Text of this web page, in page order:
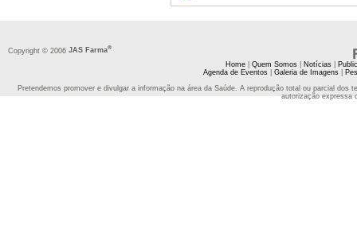
Copyright © 2006 JAS Farma®
Home| Quem Somos| Notícias|
Agenda de Eventos| Galeria de Imagens|
Pretendemos promover e divulgar a informação na área da Saúde. A reprodução total ou parcial
autorização expressa